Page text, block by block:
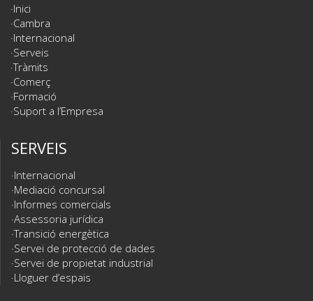
Inici
Cambra
Internacional
Serveis
Tràmits
Comerç
Formació
Suport a l’Empresa
SERVEIS
Internacional
Mediació concursal
Informes comercials
Assessoria jurídica
Transició energètica
Servei de protecció de dades
Servei de propietat industrial
Lloguer d’espais